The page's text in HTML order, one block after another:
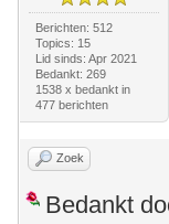
Berichten: 512
Topics: 15
Lid sinds: Apr 2021
Bedankt: 269
1538 x bedankt in
477 berichten
Zoek
Bedankt